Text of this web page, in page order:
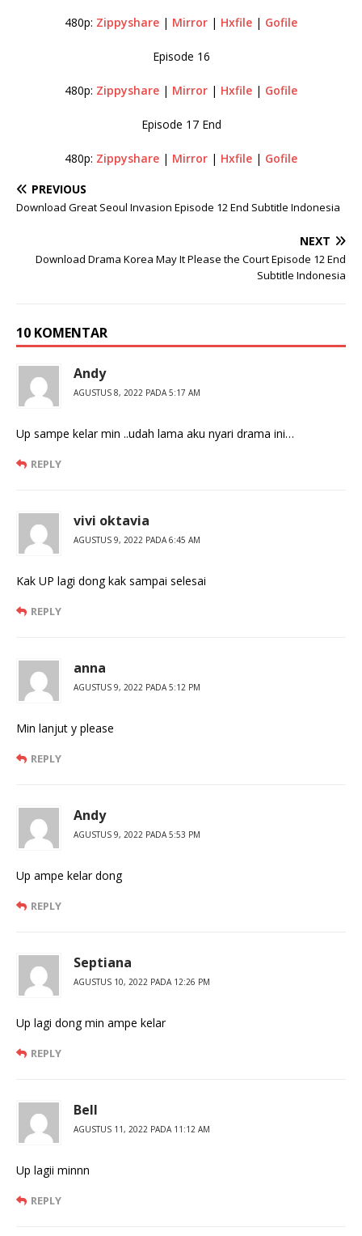
480p: Zippyshare | Mirror | Hxfile | Gofile
Episode 16
480p: Zippyshare | Mirror | Hxfile | Gofile
Episode 17 End
480p: Zippyshare | Mirror | Hxfile | Gofile
PREVIOUS
Download Great Seoul Invasion Episode 12 End Subtitle Indonesia
NEXT
Download Drama Korea May It Please the Court Episode 12 End
Subtitle Indonesia
10 KOMENTAR
Andy
AGUSTUS 8, 2022 PADA 5:17 AM
Up sampe kelar min ..udah lama aku nyari drama ini…
REPLY
vivi oktavia
AGUSTUS 9, 2022 PADA 6:45 AM
Kak UP lagi dong kak sampai selesai
REPLY
anna
AGUSTUS 9, 2022 PADA 5:12 PM
Min lanjut y please
REPLY
Andy
AGUSTUS 9, 2022 PADA 5:53 PM
Up ampe kelar dong
REPLY
Septiana
AGUSTUS 10, 2022 PADA 12:26 PM
Up lagi dong min ampe kelar
REPLY
Bell
AGUSTUS 11, 2022 PADA 11:12 AM
Up lagii minnn
REPLY